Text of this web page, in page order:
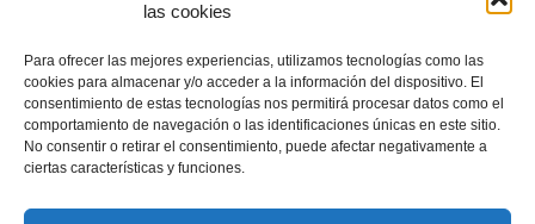
las cookies
Para ofrecer las mejores experiencias, utilizamos tecnologías como las
cookies para almacenar y/o acceder a la información del dispositivo. El
consentimiento de estas tecnologías nos permitirá procesar datos como el
comportamiento de navegación o las identificaciones únicas en este sitio.
No consentir o retirar el consentimiento, puede afectar negativamente a
ciertas características y funciones.
964 81 37 63